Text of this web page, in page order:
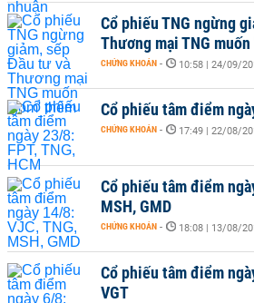
Cổ phiếu TNG ngừng
Thương mại TNG
CHỨNG KHOÁN - 10:58 | 24/09/
Cổ phiếu tâm điểm
CHỨNG KHOÁN - 17:49 | 22/08/
Cổ phiếu tâm điểm
MSH, GMD
CHỨNG KHOÁN - 18:08 | 13/08/
Cổ phiếu tâm điểm
VGT